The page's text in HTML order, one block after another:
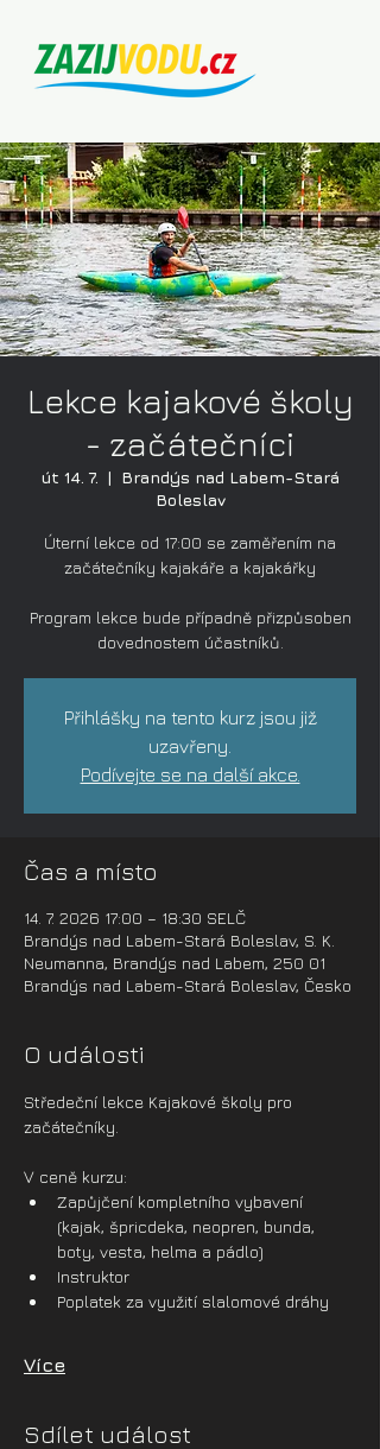
Lekce kajakové školy
- začátečníci
út 14. 7.
  |
Brandýs nad Labem-Stará
Boleslav
Úterní lekce od 17:00 se zaměřením na
začátečníky kajakáře a kajakářky
Program lekce bude případně přizpůsoben
dovednostem účastníků.
Přihlášky na tento kurz jsou již
uzavřeny.
Podívejte se na další akce.
Čas a místo
14. 7. 2026 17:00 – 18:30 SELČ
Brandýs nad Labem-Stará Boleslav, S. K.
Neumanna, Brandýs nad Labem, 250 01
Brandýs nad Labem-Stará Boleslav, Česko
O události
Středeční lekce Kajakové školy pro
začátečníky.
V ceně kurzu:
Zapůjčení kompletního vybavení
(kajak, špricdeka, neopren, bunda,
boty, vesta, helma a pádlo)
Instruktor
Poplatek za využití slalomové dráhy
Více
Sdílet událost